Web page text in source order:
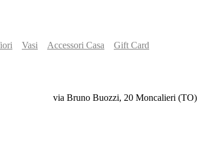
Vasi Accessori Casa Gift Card
via Bruno Buozzi, 20 Moncalieri (TO)